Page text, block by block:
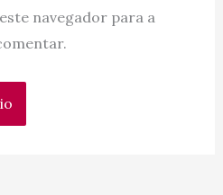
navegador para a